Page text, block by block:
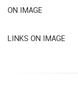
ON IMAGE
LINKS ON IMAGE